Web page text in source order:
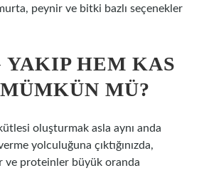
peynir ve bitki bazlı seçenekler
YAKIP HEM KAS
MÜ?
oluşturmak asla aynı anda
yolculuğuna çıktığınızda,
ve proteinler büyük oranda